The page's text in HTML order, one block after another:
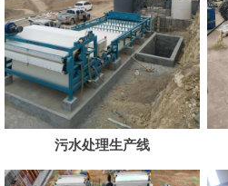
污水处理生产线